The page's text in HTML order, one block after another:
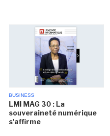
BUSINESS
LMI MAG 30 : La
souveraineté numérique
s'affirme